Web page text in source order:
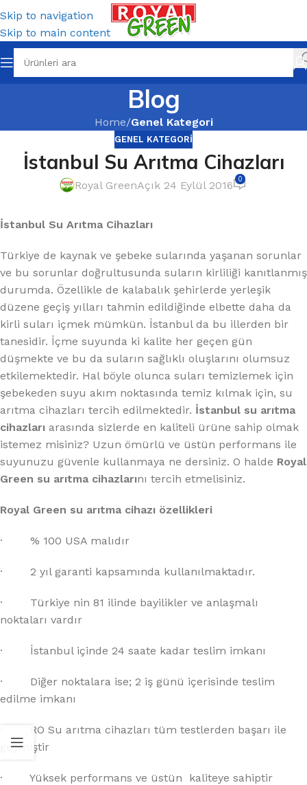
Skip to navigation
Skip to main content
Blog
Home/Genel Kategori
GENEL KATEGORI
İstanbul Su Arıtma Cihazları
Royal GreenAçık 24 Eylül 2016 0
İstanbul Su Arıtma Cihazları
Türkiye de kaynak ve şebeke sularında yaşanan sorunlar
ve bu sorunlar doğrultusunda suların kirliliği kanıtlanmış
durumda. Özellikle de kalabalık şehirlerde yerleşik
düzene geçiş yılları tahmin edildiğinde elbette daha da
kirli suları içmek mümkün. İstanbul da bu illerden bir
tanesidir. İçme suyunda ki kalite her geçen gün
düşmekte ve bu da suların sağlıklı oluşlarını olumsuz
etkilemektedir. Hal böyle olunca suları temizlemek için
şebekeden suyu akım noktasında temiz kılmak için, su
arıtma cihazları tercih edilmektedir. İstanbul su arıtma
cihazları arasında sizlerde en kaliteli ürüne sahip olmak
istemez misiniz? Uzun ömürlü ve üstün performans ile
suyunuzu güvenle kullanmaya ne dersiniz. O halde Royal
Green su arıtma cihazlarını tercih etmelisiniz.
Royal Green su arıtma cihazı özellikleri
· % 100 USA malıdır
· 2 yıl garanti kapsamında kullanılmaktadır.
· Türkiye nin 81 ilinde bayilikler ve anlaşmalı
noktaları vardır
· İstanbul içinde 24 saate kadar teslim imkanı
· Diğer noktalara ise; 2 iş günü içerisinde teslim
edilme imkanı
· RO Su arıtma cihazları tüm testlerden başarı ile
geçmiştir
· Yüksek performans ve üstün kaliteye sahiptir